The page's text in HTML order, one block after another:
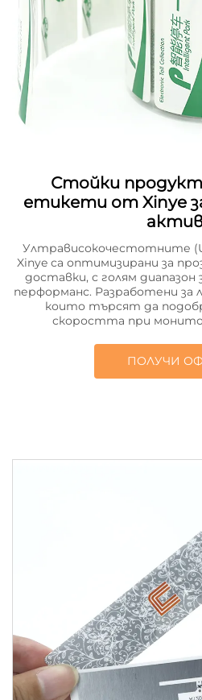
Стойки
етикети от Xinye
Ултрависокочестотните
Xinye са оптимизирани за
доставки, с голям
перформанс. Разработени за
които търсят да
скоростта при
ПОЛУЧИ